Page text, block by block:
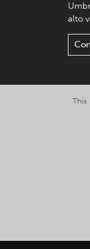
alto
This